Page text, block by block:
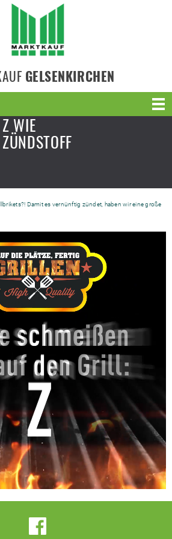
GELSENKIRCHEN
Z WIE
ZÜNDSTOFF
Damit es vernünftig zündet, haben wir eine große